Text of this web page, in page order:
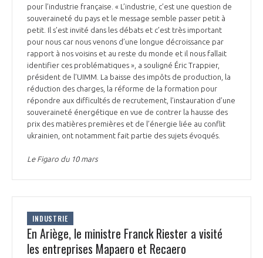
pour l’industrie française. « L’industrie, c’est une question de
souveraineté du pays et le message semble passer petit à
petit. Il s’est invité dans les débats et c’est très important
pour nous car nous venons d’une longue décroissance par
rapport à nos voisins et au reste du monde et il nous fallait
identifier ces problématiques », a souligné Éric Trappier,
président de l’UIMM. La baisse des impôts de production, la
réduction des charges, la réforme de la formation pour
répondre aux difficultés de recrutement, l’instauration d’une
souveraineté énergétique en vue de contrer la hausse des
prix des matières premières et de l’énergie liée au conflit
ukrainien, ont notamment fait partie des sujets évoqués.
Le Figaro du 10 mars
INDUSTRIE
En Ariège, le ministre Franck Riester a visité
les entreprises Mapaero et Recaero